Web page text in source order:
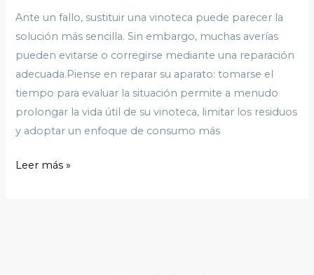
Ante un fallo, sustituir una vinoteca puede parecer la
solución más sencilla. Sin embargo, muchas averías
pueden evitarse o corregirse mediante una reparación
adecuada.Piense en reparar su aparato: tomarse el
tiempo para evaluar la situación permite a menudo
prolongar la vida útil de su vinoteca, limitar los residuos
y adoptar un enfoque de consumo más
Leer más »